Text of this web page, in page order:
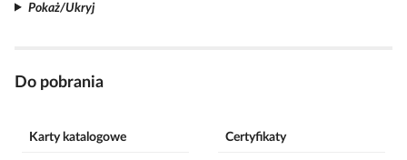
Pokaż/Ukryj
Do pobrania
Karty katalogowe Certyfikaty